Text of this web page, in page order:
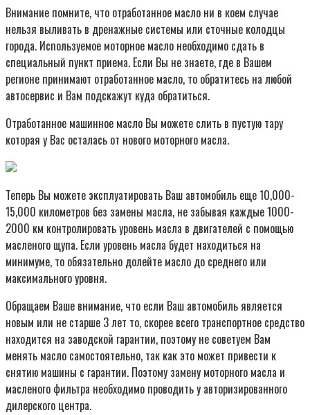
Внимание помните, что отработанное масло ни в коем случае
нельзя выливать в дренажные системы или сточные колодцы
города. Используемое моторное масло необходимо сдать в
специальный пункт приема. Если Вы не знаете, где в Вашем
регионе принимают отработанное масло, то обратитесь на любой
автосервис и Вам подскажут куда обратиться.
Отработанное машинное масло Вы можете слить в пустую тару
которая у Вас осталась от нового моторного масла.
Теперь Вы можете эксплуатировать Ваш автомобиль еще 10,000-
15,000 километров без замены масла, не забывая каждые 1000-
2000 км контролировать уровень масла в двигателей с помощью
масленого щупа. Если уровень масла будет находиться на
минимуме, то обязательно долейте масло до среднего или
максимального уровня.
Обращаем Ваше внимание, что если Ваш автомобиль является
новым или не старше 3 лет то, скорее всего транспортное средство
находится на заводской гарантии, поэтому не советуем Вам
менять масло самостоятельно, так как это может привести к
снятию машины с гарантии. Поэтому замену моторного масла и
масленого фильтра необходимо проводить у авторизированного
дилерского центра.